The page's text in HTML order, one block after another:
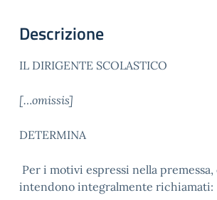
Descrizione
IL DIRIGENTE SCOLASTICO
[…omissis]
DETERMINA
Per i motivi espressi nella premessa,
intendono integralmente richiamati: